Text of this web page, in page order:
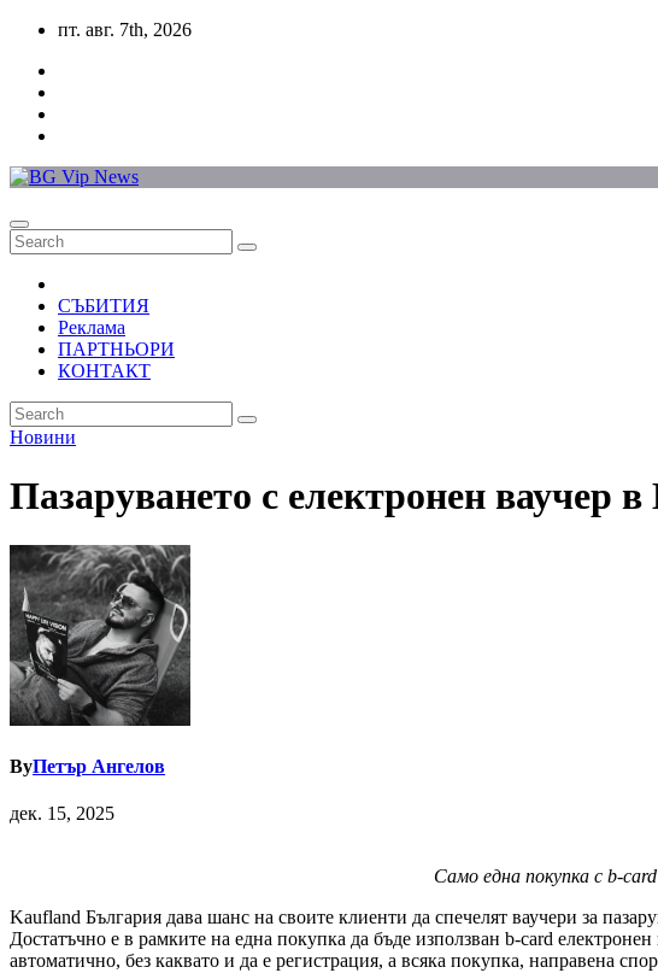
Skip
content
пт. авг. 7th, 2026
СЪБИТИЯ
Реклама
ПАРТНЬОРИ
КОНТАКТ
Новини
Пазаруването с електронен ваучер
ByПетър Ангелов
дек. 15, 2025
Само една покупка с b-
Kaufland България дава шанс на своите клиенти да спечелят ваучери за
Достатъчно е в рамките на една покупка да бъде използван b-card
автоматично, без каквато и да е регистрация, а всяка покупка, направена